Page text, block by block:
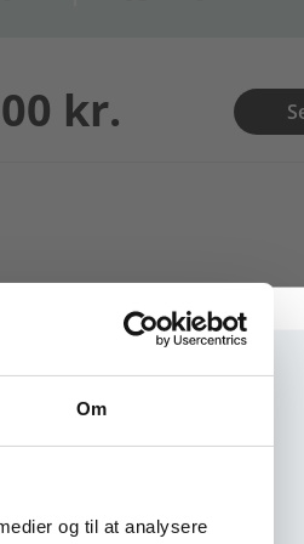
Om
og til at analysere
kr.
onlinematerialer